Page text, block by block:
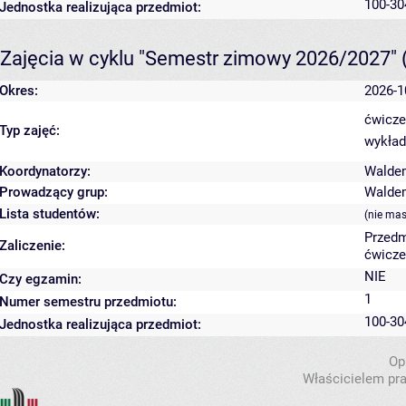
Jednostka realizująca przedmiot: 100-
Zajęcia w cyklu "Semestr zimowy 2026/2027"
Okres: 2026-
Typ zajęć:
Koordynatorzy:
Prowadzący grup:
Lista studentów:
(nie
Zaliczenie:
Czy egzamin:
NIE
Numer semestru przedmiotu:
1
Jednostka realizująca przedmiot:
100-
Właścicielem